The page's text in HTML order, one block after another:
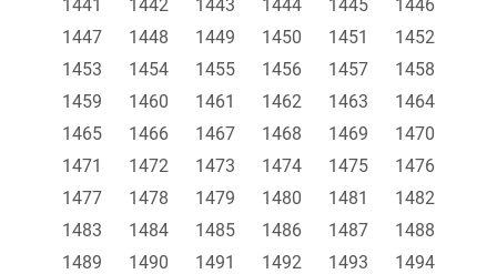
1441
1442 1443 1444 1445
1446
1447
1448 1449 1450 1451
1452
1453
1454 1455 1456 1457
1458
1459
1460 1461 1462 1463
1464
1465
1466 1467 1468 1469
1470
1471
1472 1473 1474 1475
1476
1477
1478 1479 1480 1481
1482
1483
1484 1485 1486 1487
1488
1489
1490 1491 1492 1493
1494